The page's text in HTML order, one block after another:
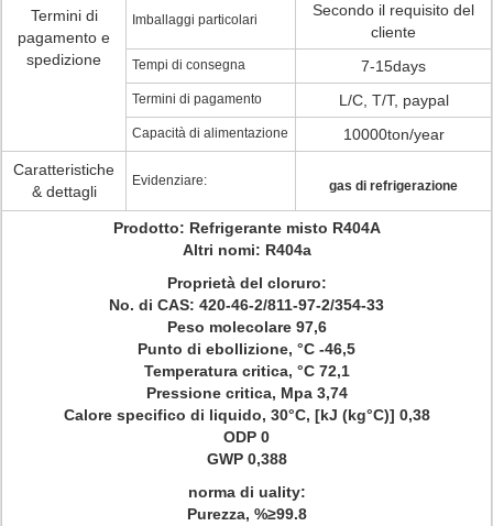
Termini di
pagamento e
spedizione
Imballaggi particolari
Secondo il requisito del
cliente
Tempi di consegna 7-15days
Termini di pagamento L/C, T/T, paypal
Capacità di alimentazione
10000ton/year
Caratteristiche
& dettagli
Evidenziare: gas di refrigerazione
Prodotto: Refrigerante misto R404A
Altri nomi: R404a
Proprietà del cloruro:
No. di CAS: 420-46-2/811-97-2/354-33
Peso molecolare 97,6
Punto di ebollizione, °C -46,5
Temperatura critica, °C 72,1
Pressione critica, Mpa 3,74
Calore specifico di liquido, 30°C, [kJ (kg°C)] 0,38
ODP 0
GWP 0,388
norma di uality:
Purezza, %≥99.8